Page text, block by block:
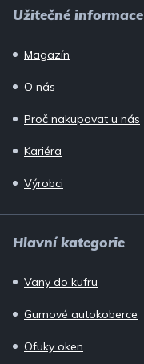
Užitečné informace
Magazín
O nás
Proč nakupovat u nás
Kariéra
Výrobci
Hlavní kategorie
Vany do kufru
Gumové autokoberce
Ofuky oken